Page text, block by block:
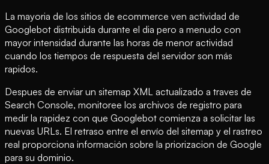
La mayoria de los sitios de ecommerce ven actividad de
Googlebot distribuida durante el dia pero a menudo con
mayor intensidad durante las horas de menor actividad
cuando los tiempos de respuesta del servidor son más
rapidos.
Despues de enviar un sitemap XML actualizado a traves de
Search Console, monitoree los archivos de registro para
medir la rapidez con que Googlebot comienza a solicitar las
nuevas URLs. El retraso entre el envío del sitemap y el rastreo
real proporciona información sobre la priorizacion de Google
para su dominio.